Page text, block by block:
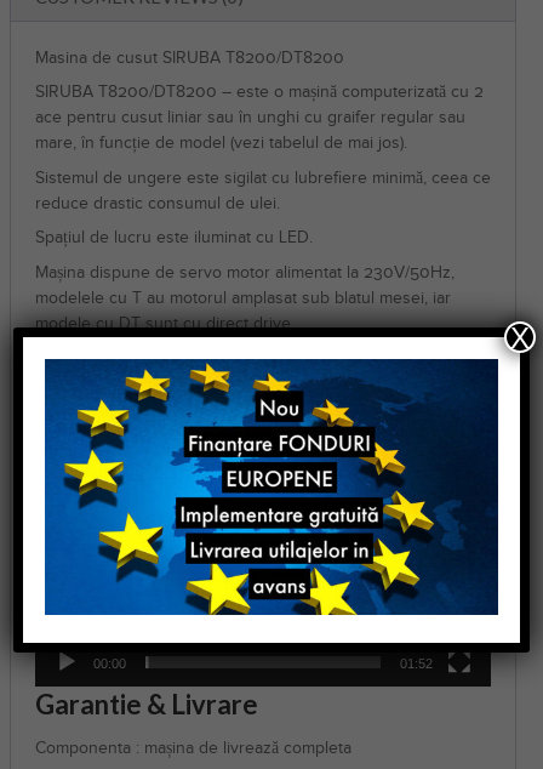
Masina de cusut SIRUBA T8200/DT8200
SIRUBA T8200/DT8200 – este o mașină computerizată cu 2
ace pentru cusut liniar sau în unghi cu graifer regular sau
mare, în funcție de model (vezi tabelul de mai jos).
Sistemul de ungere este sigilat cu lubrefiere minimă, ceea ce
reduce drastic consumul de ulei.
Spațiul de lucru este iluminat cu LED.
Mașina dispune de servo motor alimentat la 230V/50Hz,
modelele cu T au motorul amplasat sub blatul mesei, iar
modele cu DT sunt cu direct drive.
Masina de cusut SIRUBA T8200/DT8200
Videoclip cu masina in functiune
video
00:00 01:52
Garantie & Livrare
Componenta : mașina de livrează completa
X